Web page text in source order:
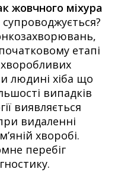
жовчного міхура
етапі
людині хіба що
випадків
виявляється
видаленні
хворобі.
перебіг